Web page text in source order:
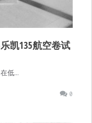
凯135航空卷试
低…
0